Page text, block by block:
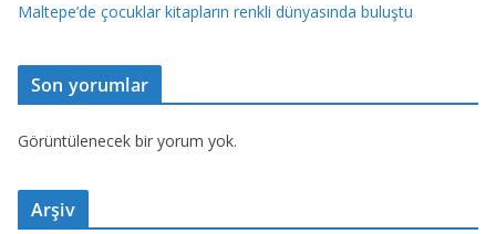
Maltepe’de çocuklar kitapların renkli dünyasında buluştu
Son yorumlar
Görüntülenecek bir yorum yok.
Arşiv